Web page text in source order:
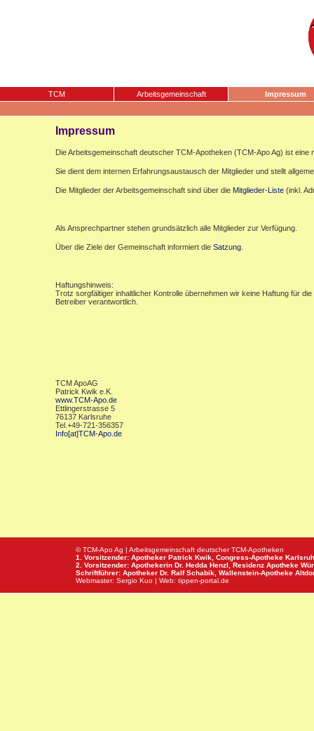
TCM Arbeitsgemeinschaft Impressum
Impressum
Die Arbeitsgemeinschaft deutscher TCM-Apotheken (TCM-Apo Ag) ist eine
Sie dient dem internen Erfahrungsaustausch der Mitglieder und stellt
Die Mitglieder der Arbeitsgemeinschaft sind über die Mitglieder-Liste (inkl.
Als Ansprechpartner stehen grundsätzlich alle Mitglieder zur Verfügung.
Über die Ziele der Gemeinschaft informiert die Satzung
Haftungshinweis:
Trotz sorgfältiger inhaltlicher Kontrolle übernehmen wir keine Haftung für
Betreiber verantwortlich.
TCM ApoAG
Patrick Kwik e.K.
www.TCM-Apo.de
Ettlingerstrasse 5
76137 Karlsruhe
Tel.+49-721-356357
Info[at]TCM-Apo.de
© TCM-Apo Ag | Arbeitsgemeinschaft deutscher TCM-Apotheken
1. Vorsitzender: Apotheker Patrick Kwik, Congress-Apotheke
2. Vorsitzender: Apothekerin Dr. Hedda Henzl, Residenz Apotheke
Schriftführer: Apotheker Dr. Ralf Schabik, Wallenstein-Apotheke
Webmaster: Sergio Kuo | Web: tippen-portal.de